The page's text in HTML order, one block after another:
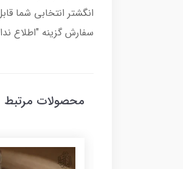
انگشتر انتخابی شما
سفارش گزینه "اطلاع
محصولات مرتبط